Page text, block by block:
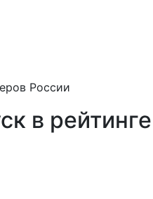
России
в рейтинге